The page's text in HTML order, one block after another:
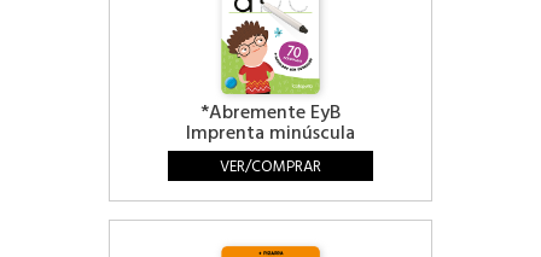
*Abremente EyB
Imprenta minúscula
VER/COMPRAR